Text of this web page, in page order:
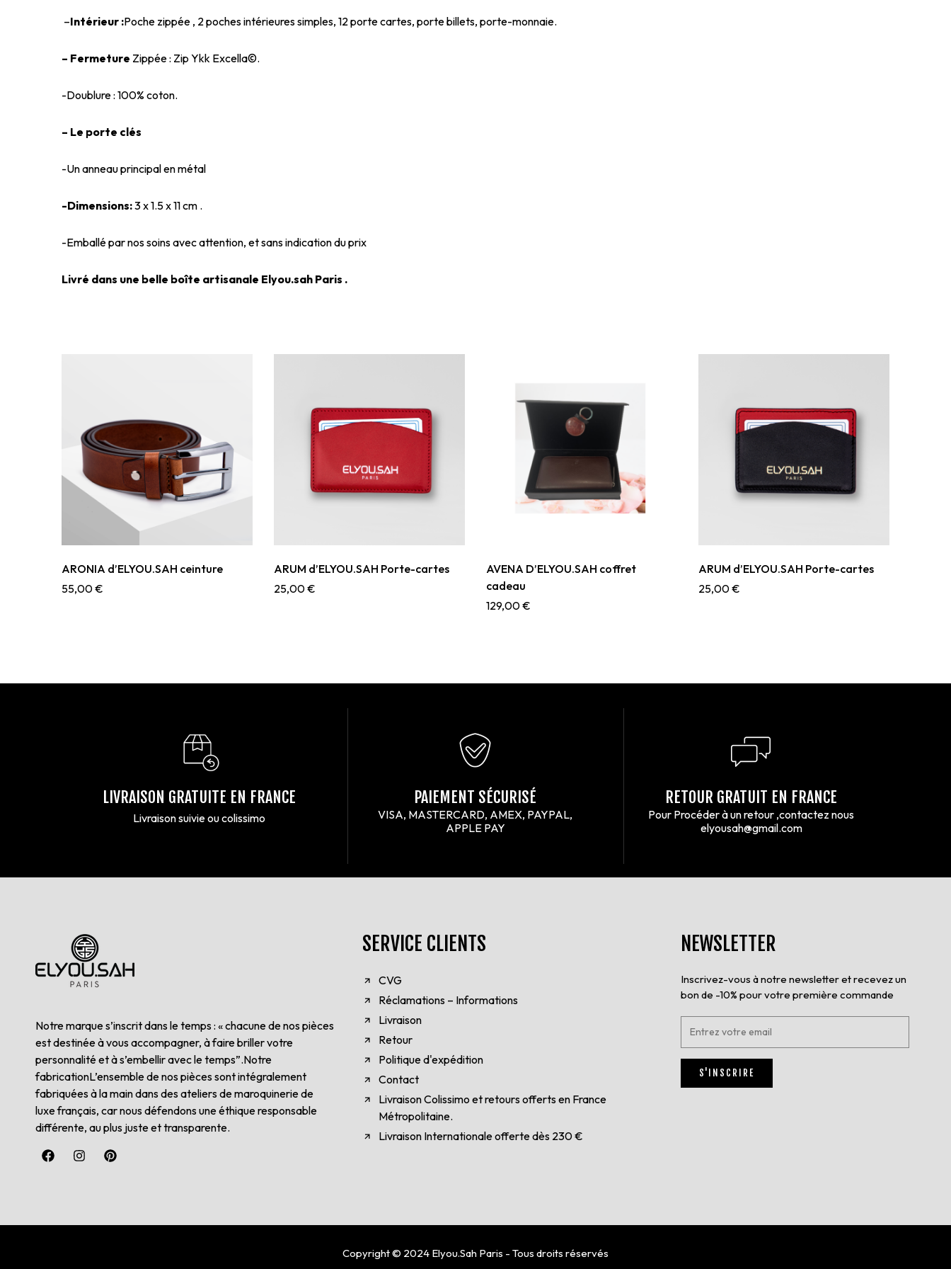
–Intérieur :Poche zippée , 2 poches intérieures simples, 12 porte cartes, porte billets, porte-monnaie.
– Fermeture Zippée : Zip Ykk Excella©.
-Doublure : 100% coton.
– Le porte clés
-Un anneau principal en métal
-Dimensions:3 x 1.5 x 11 cm .
-Emballé par nos soins avec attention, et sans indication du prix
Livré dans une belle boîte artisanale Elyou.sah Paris .
ARONIA d’ELYOU.SAH ceinture
55,00€
ARUM d’ELYOU.SAH Porte-cartes
25,00€
AVENA D’ELYOU.SAH coffret
cadeau
129,00€
ARUM d’ELYOU.SAH Porte-cartes
25,00€
LIVRAISON GRATUITE EN FRANCE
Livraison suivie ou colissimo
PAIEMENT SÉCURISÉ
VISA, MASTERCARD, AMEX, PAYPAL,
APPLE PAY
RETOUR GRATUIT EN FRANCE
Pour Procéder à un retour ,contactez nous
elyousah@gmail.com
Notre marque s’inscrit dans le temps : « chacune de nos pièces
est destinée à vous accompagner, à faire briller votre
personnalité et à s’embellir avec le temps”.Notre
fabricationL’ensemble de nos pièces sont intégralement
fabriquées à la main dans des ateliers de maroquinerie de
luxe français, car nous défendons une éthique responsable
différente, au plus juste et transparente.
SERVICE CLIENTS
CVG
Réclamations – Informations
Livraison
Retour
Politique d'expédition
Contact
Livraison Colissimo et retours offerts en France
Métropolitaine.
Livraison Internationale offerte dès 230 €
NEWSLETTER
Inscrivez-vous à notre newsletter et recevez un
bon de -10% pour votre première commande
E
t
r
z
l
S'INSCRIRE
Copyright © 2024 Elyou.Sah Paris - Tous droits réservés